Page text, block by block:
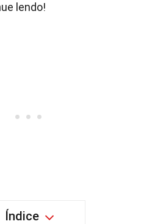
lendo!
Índice